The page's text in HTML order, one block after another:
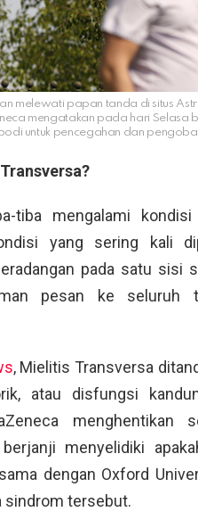
melewati papan tanda di situs
mengatakan pada hari Selasa
untuk pencegahan dan
tiba mengalami
yang sering kali
pada satu sisi
pesan ke seluruh
, Mielitis Transversa
atau disfungsi
menghentikan
menyelidiki
dengan Oxford
sindrom tersebut.